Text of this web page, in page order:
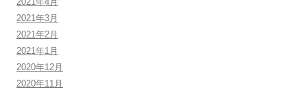
2021年3月
2021年2月
2021年1月
2020年12月
2020年11月